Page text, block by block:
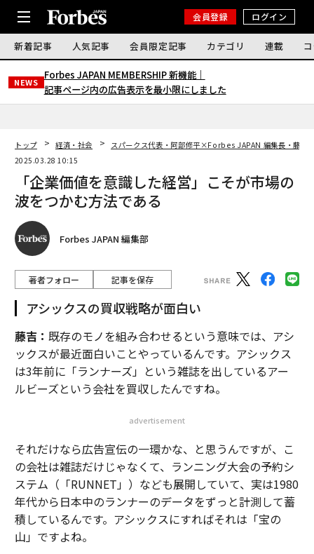
会員登録 ログイン
新着記事 人気記事 会員限定記事 カテゴリ 連載
NEWS
Forbes JAPAN MEMBERSHIP 新機能｜
記事ページ内の広告表示を最小限にしました
トップ 経済・社会
スパークス代表・阿部修平×Forbes JAPAN 編集長・藤吉
2025.03.28 10:15
「企業価値を意識した経営」こそが市場の
波をつかむ方法である
Forbes JAPAN 編集部
著者フォロー 記事を保存
アシックスの買収戦略が面白い
藤吉： 既存のモノを組み合わせるという意味では、アシ
ックスが最近面白いことやっているんです。アシックス
は3年前に「ランナーズ」という雑誌を出しているアー
ルビーズという会社を買収したんですね。
advertisement
それだけなら広告宣伝の一環かな、と思うんですが、こ
の会社は雑誌だけじゃなくて、ランニング大会の予約シ
ステム（「RUNNET」）なども展開していて、実は1980
年代から日本中のランナーのデータをずっと計測して蓄
積しているんです。アシックスにすればそれは「宝の
山」ですよね。